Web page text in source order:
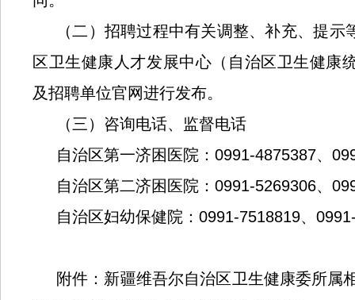
（二）招聘过程中有关调整、补充、提
区卫生健康人才发展中心（自治区卫生健康
及招聘单位官网进行发布。
（三）咨询电话、监督电话
自治区第一济困医院：0991-4875387、
自治区第二济困医院：0991-5269306、
自治区妇幼保健院：0991-7518819、
附件： 新疆维吾尔自治区卫生健康委所属